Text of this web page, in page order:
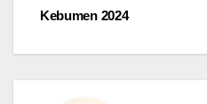
Kebumen 2024